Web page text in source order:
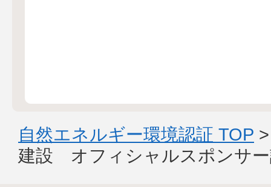
自然エネルギー環境認証 TOP
建設 オフィシャルスポンサ